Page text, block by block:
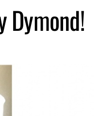
Dymond!